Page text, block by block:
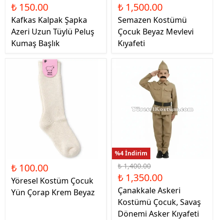
₺ 150.00
Kafkas Kalpak Şapka
Azeri Uzun Tüylü Peluş
Kumaş Başlık
₺ 1,500.00
Semazen Kostümü
Çocuk Beyaz Mevlevi
Kıyafeti
₺ 100.00
Yöresel Kostüm Çocuk
Yün Çorap Krem Beyaz
%4 İndirim
₺ 1,400.00
₺ 1,350.00
Çanakkale Askeri
Kostümü Çocuk, Savaş
Dönemi Asker Kıyafeti